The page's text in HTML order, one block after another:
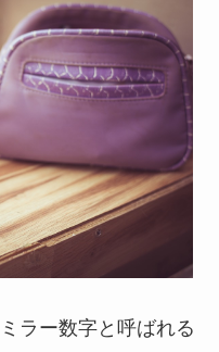
ラー数字と呼ばれる